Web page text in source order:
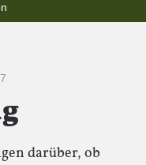
darüber, ob